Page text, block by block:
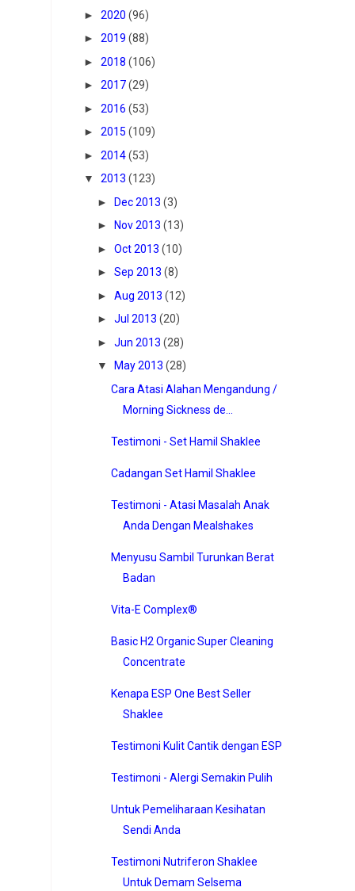
► 2020 (96)
► 2019 (88)
► 2018 (106)
► 2017(29)
► 2016 (53)
► 2015 (109)
► 2014(53)
▼
2013 (123)
►
Dec 2013 (3)
►
Nov 2013 (13)
► Oct 2013 (10)
► Sep 2013 (8)
► Aug 2013 (12)
► Jul 2013 (20)
► Jun 2013 (28)
▼
May 2013 (28)
Cara Atasi Alahan Mengandung /
Morning Sickness de...
Testimoni - Set Hamil Shaklee
Cadangan Set Hamil Shaklee
Testimoni - Atasi Masalah Anak
Anda Dengan Mealshakes
Menyusu Sambil Turunkan Berat
Badan
Vita-E Complex®
Basic H2 Organic Super Cleaning
Concentrate
Kenapa ESP One Best Seller
Shaklee
Testimoni Kulit Cantik dengan ESP
Testimoni - Alergi Semakin Pulih
Untuk Pemeliharaan Kesihatan
Sendi Anda
Testimoni Nutriferon Shaklee
Untuk Demam Selsema